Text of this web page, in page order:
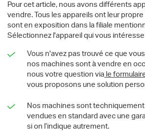
Pour cet article, nous avons différents
vendre. Tous les appareils ont leur
sont en exposition dans la filiale
Sélectionnez l'appareil qui vous intéresse
Vous n'avez pas trouvé ce que
nos machines sont à vendre en
nous votre question via le
vous proposons une solution
Nos machines sont
vendues en standard avec une
si on l’indique autrement.